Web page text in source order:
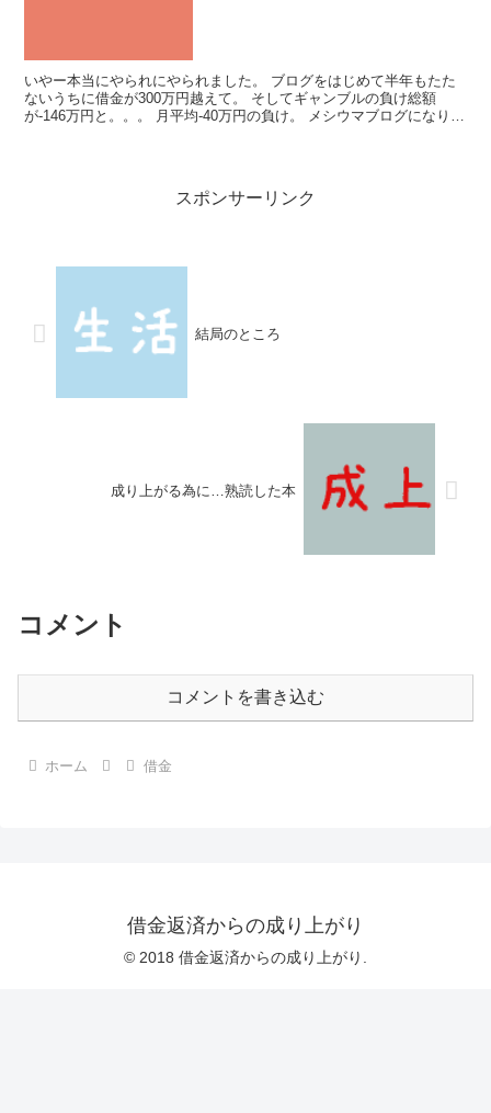
いやー本当にやられにやられました。 ブログをはじめて半年もたた
ないうちに借金が300万円越えて。 そしてギャンブルの負け総額
が-146万円と。。。 月平均-40万円の負け。 メシウマブログになりま
スポンサーリンク
結局のところ
成り上がる為に…熟読した本
コメント
コメントを書き込む
ホーム 借金
借金返済からの成り上がり
© 2018 借金返済からの成り上がり.